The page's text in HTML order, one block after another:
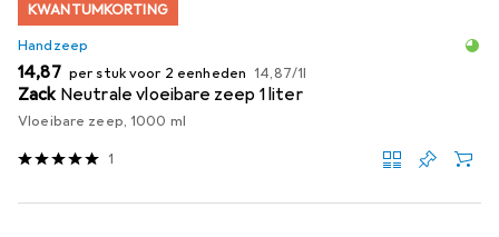
KWANTUMKORTING
Handzeep
EUR
14,87 per stuk voor 2 eenheden EUR
14,87/1l
Zack Neutrale vloeibare zeep 1 liter
Vloeibare zeep, 1000 ml
1